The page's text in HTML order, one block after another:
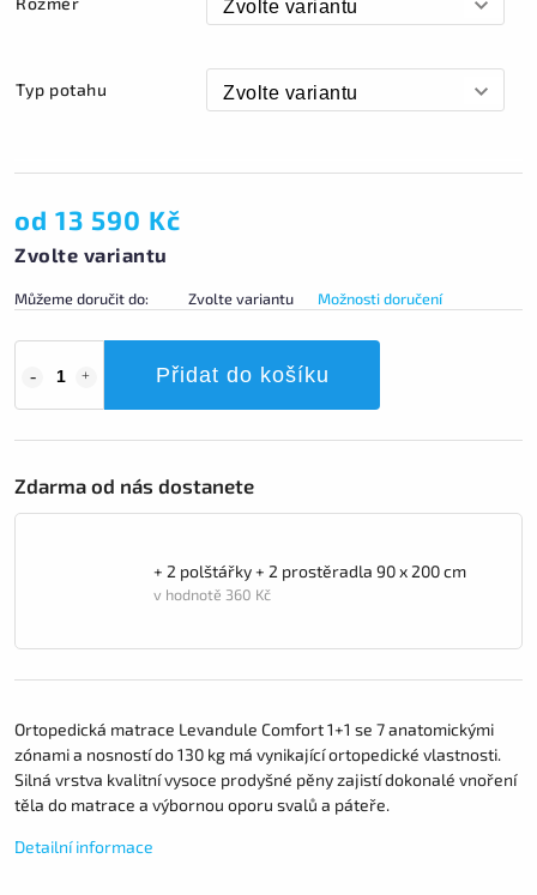
Typ potahu
od 13 590 Kč
Zvolte variantu
Můžeme doručit do: Zvolte variantu Možnosti doručení
Přidat do košíku
Zdarma od nás dostanete
+ 2 polštářky + 2 prostěradla 90 x 200 cm
v hodnotě 360 Kč
Ortopedická matrace Levandule Comfort 1+1 se 7 anatomickými
zónami a nosností do 130 kg má vynikající ortopedické vlastnosti.
Silná vrstva kvalitní vysoce prodyšné pěny zajistí dokonalé vnoření
těla do matrace a výbornou oporu svalů a páteře.
Detailní informace